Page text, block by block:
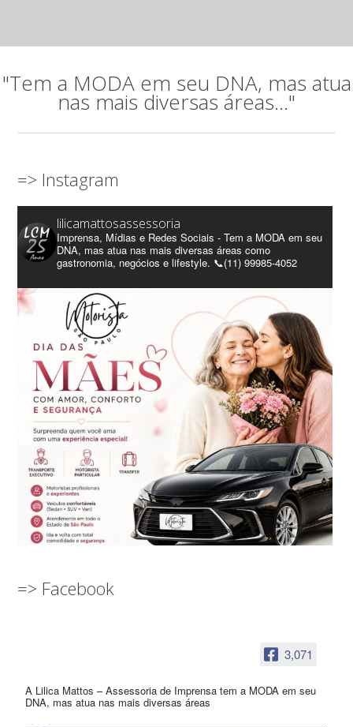
"Tem a MODA em seu DNA, mas atua
nas mais diversas áreas..."
=> Instagram
lilicamattosassessoria
Imprensa, Mídias e Redes Sociais - Tem a MODA em seu
DNA, mas atua nas mais diversas áreas como
gastronomia, negócios e lifestyle. 📞(11) 99985-4052
=> Facebook
3,071
A Lilica Mattos – Assessoria de Imprensa tem a MODA em seu
DNA, mas atua nas mais diversas áreas